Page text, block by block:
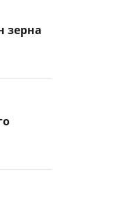
зерна